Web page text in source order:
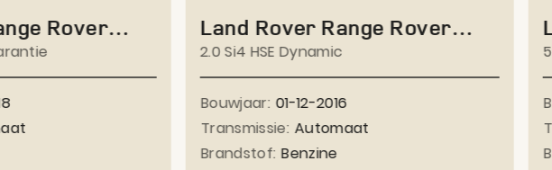
Rover
Land Rover Range Rover
Evoque
2.0 Si4 HSE Dynamic
Bouwjaar: 01-12-2016
Transmissie: Automaat
Brandstof: Benzine